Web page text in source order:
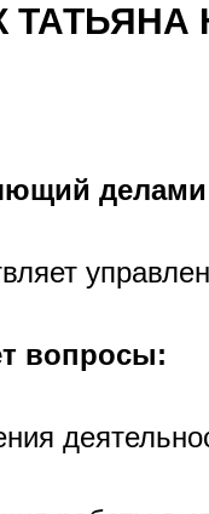
ТАТЬЯНА
делами
вопросы: